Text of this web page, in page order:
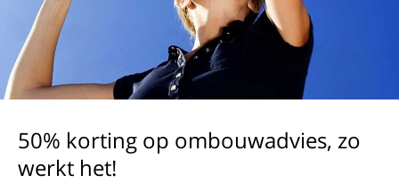
50% korting op ombouwadvies, zo
werkt het!